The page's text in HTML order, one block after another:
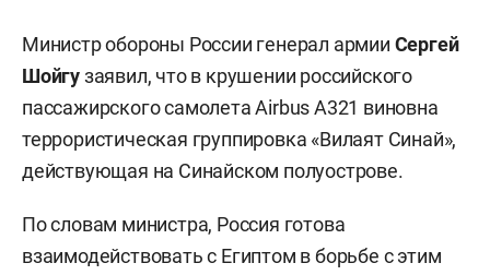
Министр обороны России генерал армии Сергей
Шойгузаявил, что в крушении российского
пассажирского самолета Airbus А321 виновна
террористическая группировка «Вилаят Синай»,
действующая на Синайском полуострове.
По словам министра, Россия готова
взаимодействовать с Египтом в борьбе с этим